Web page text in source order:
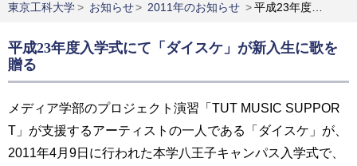
東京工科大学> お知らせ> 2011年のお知らせ >平成23年度入学式にて「ダイスケ」が新入生に歌を贈る
平成23年度入学式にて「ダイスケ」が新入生に歌を
贈る
メディア学部のプロジェクト演習「TUT MUSIC SUPPOR
T」が支援するアーティストの一人である「ダイスケ」が、
2011年4月9日に行われた本学八王子キャンパス入学式で、